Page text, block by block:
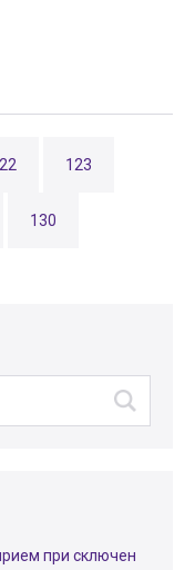
123
130
при сключен